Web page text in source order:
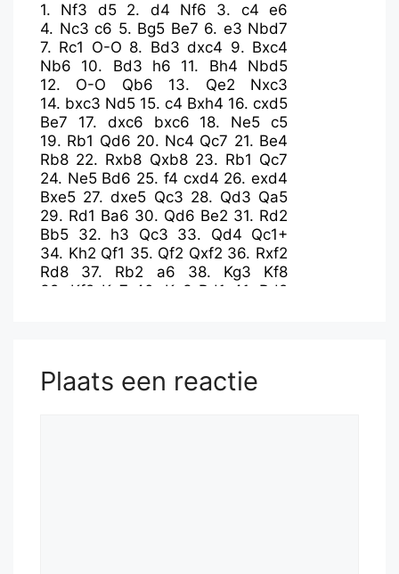
1. Nf3 d5 2. d4 Nf6 3. c4 e6
4. Nc3 c6 5. Bg5 Be7 6. e3 Nbd7
7. Rc1 O-O 8. Bd3 dxc4 9. Bxc4
Nb6
10. Bd3 h6 11. Bh4
Nbd5
12. O-O Qb6 13. Qe2
Nxc3
14. bxc3 Nd5 15. c4 Bxh4 16. cxd5
Be7
17. dxc6 bxc6 18. Ne5
c5
19. Rb1 Qd6 20. Nc4 Qc7 21. Be4
Rb8 22. Rxb8 Qxb8 23. Rb1 Qc7
24. Ne5 Bd6 25. f4 cxd4 26.exd4
Bxe5 27.dxe5 Qc3 28. Qd3 Qa5
29. Rd1 Ba6 30. Qd6 Be2 31. Rd2
Bb5 32. h3 Qc3 33. Qd4 Qc1+
34. Kh2 Qf1 35. Qf2 Qxf2 36. Rxf2
Rd8
37. Rb2 a6 38. Kg3
Kf8
39. Kf2 Ke7 40. Ke3 Rd1 41. Rd2
Plaats een reactie